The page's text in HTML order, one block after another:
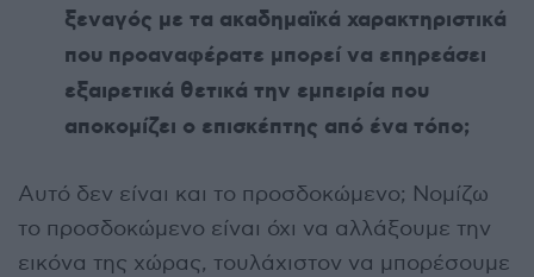
ξεναγός με τα ακαδημαϊκά χαρακτηριστικά
που προαναφέρατε μπορεί να επηρεάσει
εξαιρετικά θετικά την εμπειρία που
αποκομίζει ο επισκέπτης από ένα τόπο;
Αυτό δεν είναι και το προσδοκώμενο; Νομίζω
το προσδοκώμενο είναι όχι να αλλάξουμε την
εικόνα της χώρας, τουλάχιστον να μπορέσουμε